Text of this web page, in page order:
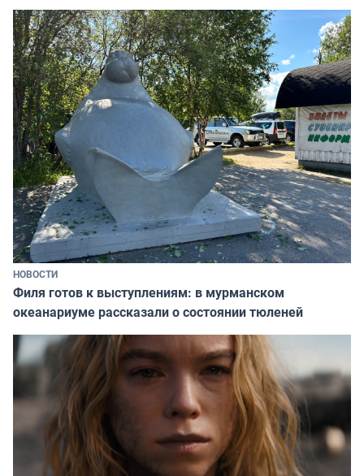
НОВОСТИ
Филя готов к выступлениям: в мурманском
океанариуме рассказали о состоянии тюленей